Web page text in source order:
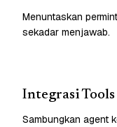
Menuntaskan
sekadar menjawab.
Integrasi
Sambungkan agent